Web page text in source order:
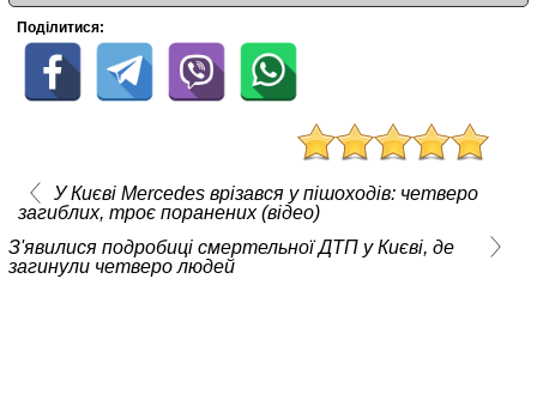
Поділитися:
У Києві Mercedes врізався у пішоходів: четверо
загиблих, троє поранених (відео)
З'явилися подробиці смертельної ДТП у Києві, де
загинули четверо людей